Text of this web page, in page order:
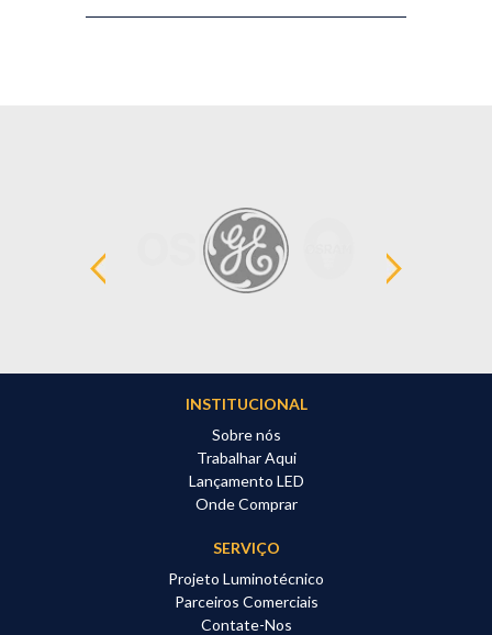
INSTITUCIONAL
Sobre nós
Trabalhar Aqui
Lançamento LED
Onde Comprar
SERVIÇO
Projeto Luminotécnico
Parceiros Comerciais
Contate-Nos